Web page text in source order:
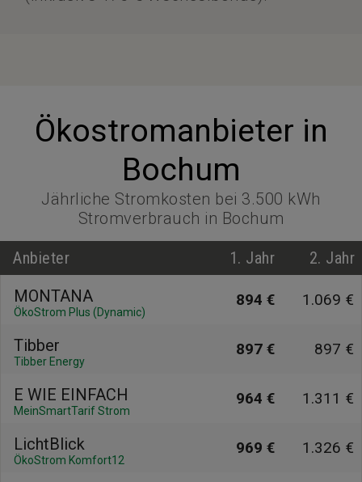
Ökostromanbieter in
Bochum
Jährliche Stromkosten bei 3.500 kWh
Stromverbrauch in Bochum
Anbieter 1. Jahr
2. Jahr
MONTANA
ÖkoStrom Plus (Dynamic)
894 € 1.069 €
Tibber
Tibber Energy
897 € 897 €
E WIE EINFACH
MeinSmartTarif Strom
964 € 1.311 €
LichtBlick
ÖkoStrom Komfort12
969 € 1.326 €